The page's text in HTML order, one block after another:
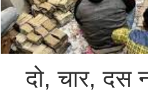
दो, चार, दस